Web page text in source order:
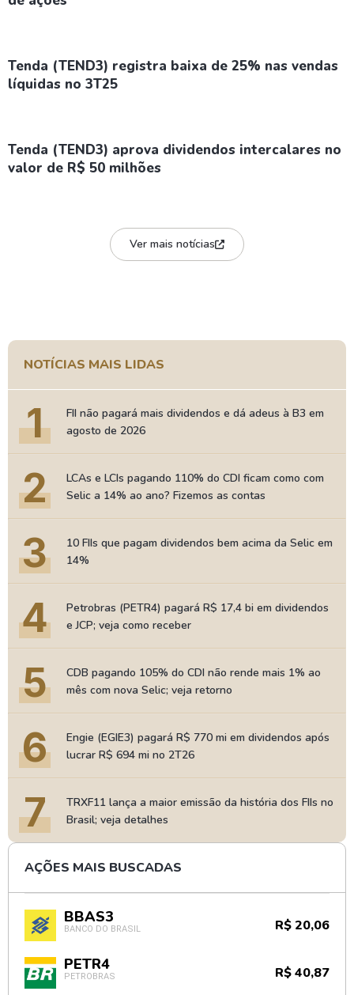
Tenda (TEND3) registra baixa de 25% nas vendas
líquidas no 3T25
Tenda (TEND3) aprova dividendos intercalares no
valor de R$ 50 milhões
Ver mais notícias
NOTÍCIAS MAIS LIDAS
1
FII não pagará mais dividendos e dá adeus à B3 em
agosto de 2026
2
LCAs e LCIs pagando 110% do CDI ficam como com
Selic a 14% ao ano? Fizemos as contas
3
10 FIIs que pagam dividendos bem acima da Selic em
14%
4
Petrobras (PETR4) pagará R$ 17,4 bi em dividendos
e JCP; veja como receber
5
CDB pagando 105% do CDI não rende mais 1% ao
mês com nova Selic; veja retorno
6
Engie (EGIE3) pagará R$ 770 mi em dividendos após
lucrar R$ 694 mi no 2T26
7
TRXF11 lança a maior emissão da história dos FIIs no
Brasil; veja detalhes
AÇÕES MAIS BUSCADAS
BBAS3
BANCO DO BRASIL R$ 20,06
PETR4
PETROBRAS R$ 40,87